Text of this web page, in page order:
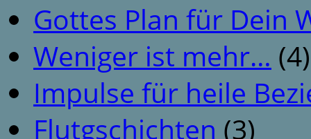
Gottes Plan für Dein
Weniger ist mehr… (4)
Impulse für heile
Flutgschichten (3)